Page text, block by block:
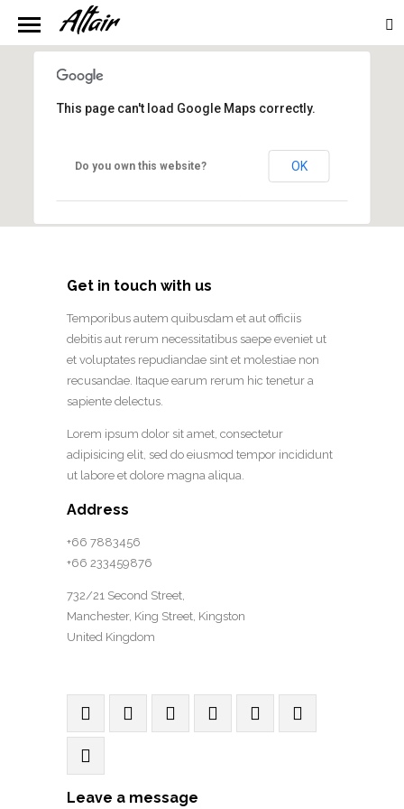
This page can't load Google Maps correctly.
Do you own this website? OK
Get in touch with us
Temporibus autem quibusdam et aut officiis
debitis aut rerum necessitatibus saepe eveniet ut
et voluptates repudiandae sint et molestiae non
recusandae. Itaque earum rerum hic tenetur a
sapiente delectus.
Lorem ipsum dolor sit amet, consectetur
adipisicing elit, sed do eiusmod tempor incididunt
ut labore et dolore magna aliqua.
Address
+66 7883456
+66 233459876
732/21 Second Street,
Manchester, King Street, Kingston
United Kingdom
Leave a message